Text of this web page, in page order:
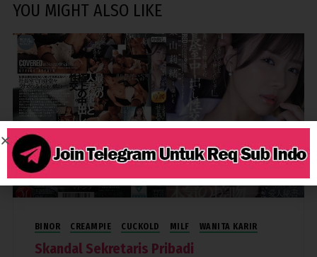
YOU MIGHT ALSO LIKE
1,607
BINOR CREAMPIE CUCKOLD MILF WANITA KARIR
Skandal Sekretaris Pribadi